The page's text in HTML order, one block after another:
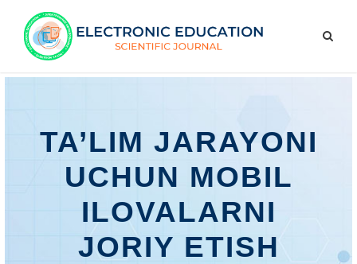
TA’LIM JARAYONI
UCHUN MOBIL
ILOVALARNI
JORIY ETISH